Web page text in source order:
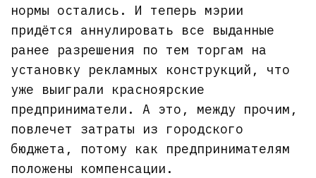
нормы остались. И теперь мэрии
придётся аннулировать все выданные
ранее разрешения по тем торгам на
установку рекламных конструкций, что
уже выиграли красноярские
предприниматели. А это, между прочим,
повлечет затраты из городского
бюджета, потому как предпринимателям
положены компенсации.